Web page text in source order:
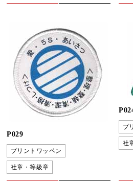
P029
プリントワッペン
社章・等級章
プ
社